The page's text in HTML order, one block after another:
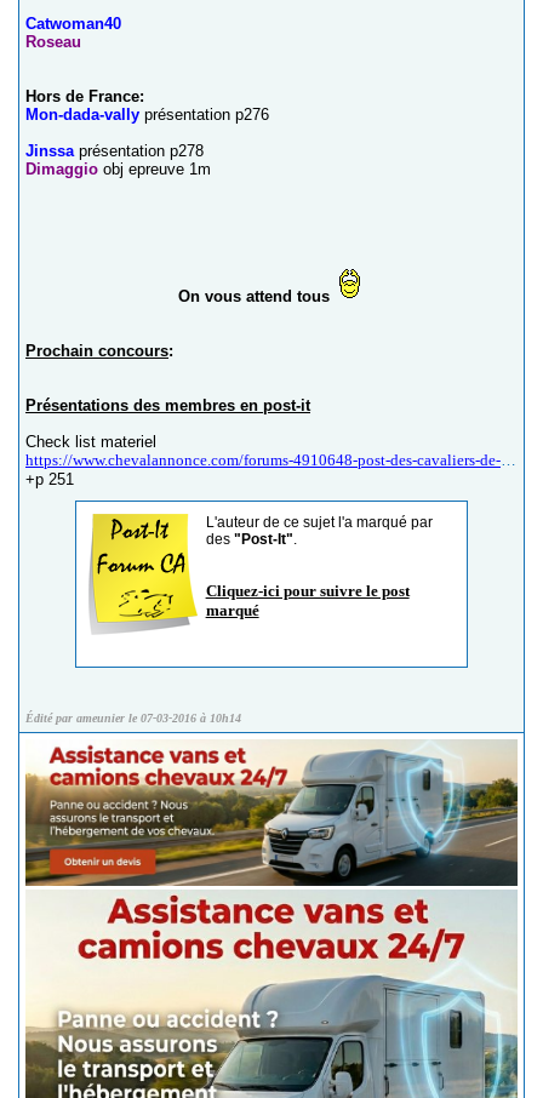
Catwoman40
Roseau
Hors de France:
Mon-dada-vally présentation p276
Jinssa présentation p278
Dimaggio obj epreuve 1m
On vous attend tous
Prochain concours:
Présentations des membres en post-it
Check list materiel
https://www.chevalannonce.com/forums-4910648-post-des-cavaliers-de-concours-complet-cce?p=250
+p 251
L'auteur de ce sujet l'a marqué par
des "Post-It".
Cliquez-ici pour suivre le post
marqué
Édité par ameunier le 07-03-2016 à 10h14